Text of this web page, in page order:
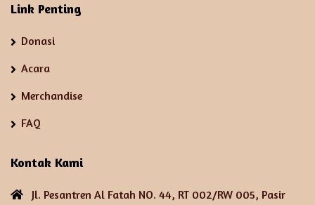
Link Penting
Donasi
Acara
Merchandise
FAQ
Kontak Kami
Jl. Pesantren Al Fatah NO. 44, RT 002/RW 005, Pasir